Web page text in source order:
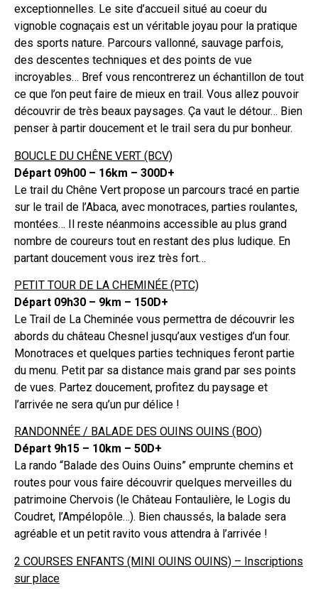
exceptionnelles. Le site d’accueil situé au coeur du
vignoble cognaçais est un véritable joyau pour la pratique
des sports nature. Parcours vallonné, sauvage parfois,
des descentes techniques et des points de vue
incroyables… Bref vous rencontrerez un échantillon de tout
ce que l’on peut faire de mieux en trail. Vous allez pouvoir
découvrir de très beaux paysages. Ça vaut le détour… Bien
penser à partir doucement et le trail sera du pur bonheur.
BOUCLE DU CHÊNE VERT (BCV)
Départ 09h00 – 16km – 300D+
Le trail du Chêne Vert propose un parcours tracé en partie
sur le trail de l’Abaca, avec monotraces, parties roulantes,
montées… Il reste néanmoins accessible au plus grand
nombre de coureurs tout en restant des plus ludique. En
partant doucement vous irez très fort…
PETIT TOUR DE LA CHEMINÉE (PTC)
Départ 09h30 – 9km – 150D+
Le Trail de La Cheminée vous permettra de découvrir les
abords du château Chesnel jusqu’aux vestiges d’un four.
Monotraces et quelques parties techniques feront partie
du menu. Petit par sa distance mais grand par ses points
de vues. Partez doucement, profitez du paysage et
l’arrivée ne sera qu’un pur délice !
RANDONNÉE / BALADE DES OUINS OUINS (BOO)
Départ 9h15 – 10km – 50D+
La rando “Balade des Ouins Ouins” emprunte chemins et
routes pour vous faire découvrir quelques merveilles du
patrimoine Chervois (le Château Fontaulière, le Logis du
Coudret, l’Ampélopôle…). Bien chaussés, la balade sera
agréable et un petit ravito vous attendra à l’arrivée !
2 COURSES ENFANTS (MINI OUINS OUINS) – Inscriptions
sur place